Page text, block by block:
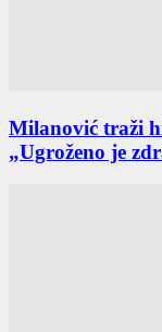
Milanović traži
„Ugroženo je